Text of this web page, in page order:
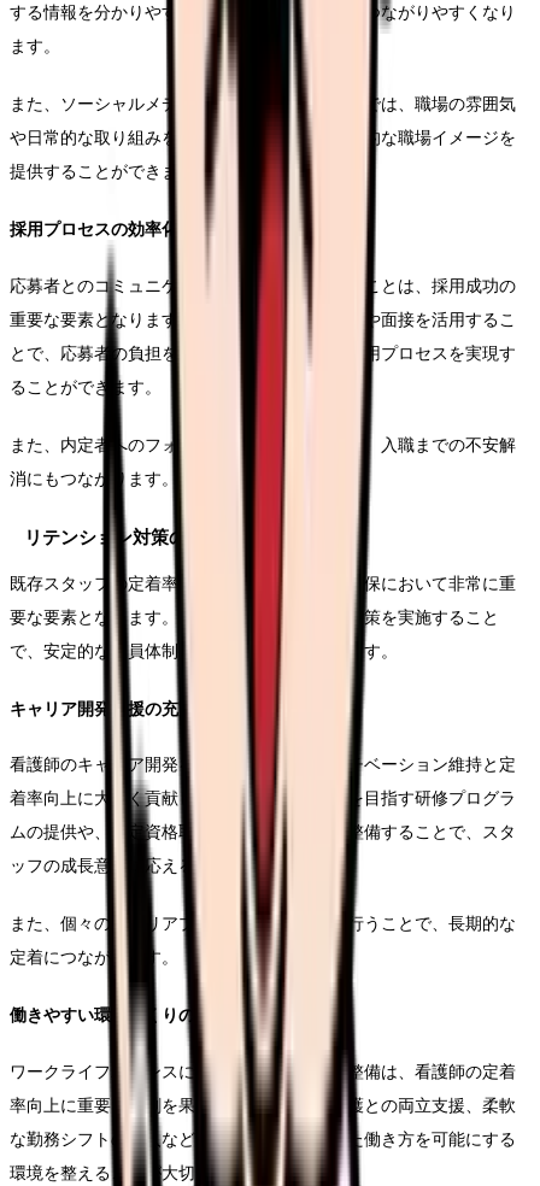
する情報を分かりやすく伝えることで、応募につながりやすくなり
ます。
また、ソーシャルメディアを活用した情報発信では、職場の雰囲気
や日常的な取り組みを伝えることで、より具体的な職場イメージを
提供することができます。
採用プロセスの効率化
応募者とのコミュニケーションを円滑に進めることは、採用成功の
重要な要素となります。オンラインでの説明会や面接を活用するこ
とで、応募者の負担を軽減しつつ、効率的な採用プロセスを実現す
ることができます。
また、内定者へのフォローを充実させることで、入職までの不安解
消にもつながります。
リテンション対策の実践
既存スタッフの定着率を高めることは、人材確保において非常に重
要な要素となります。効果的なリテンション対策を実施すること
で、安定的な人員体制を維持することができます。
キャリア開発支援の充実
看護師のキャリア開発を支援することは、モチベーション維持と定
着率向上に大きく貢献します。専門性の向上を目指す研修プログラ
ムの提供や、認定資格取得のサポート体制を整備することで、スタ
ッフの成長意欲に応えることができます。
また、個々のキャリアプランに応じた支援を行うことで、長期的な
定着につながります。
働きやすい環境づくりの推進
ワークライフバランスに配慮した勤務体制の整備は、看護師の定着
率向上に重要な役割を果たします。育児や介護との両立支援、柔軟
な勤務シフトの導入など、個々の事情に応じた働き方を可能にする
環境を整えることが大切です。